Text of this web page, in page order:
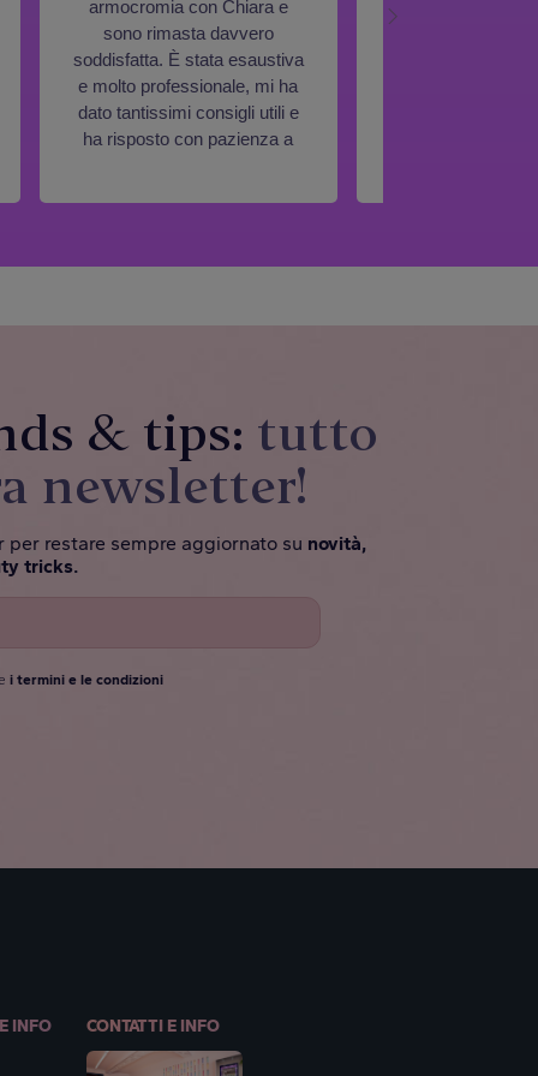
armocromia con Chiara e
sono rimasta davvero
soddisfatta. È stata esaustiva
e molto professionale, mi ha
dato tantissimi consigli utili e
ha risposto con pazienza a
funzionano i colori e
mie scelte. Consigliatissima!
& tips: tutto
newsletter!
restare sempre aggiornato su novità,
tricks.
i termini e le condizioni
INFO
CONTATTI E INFO